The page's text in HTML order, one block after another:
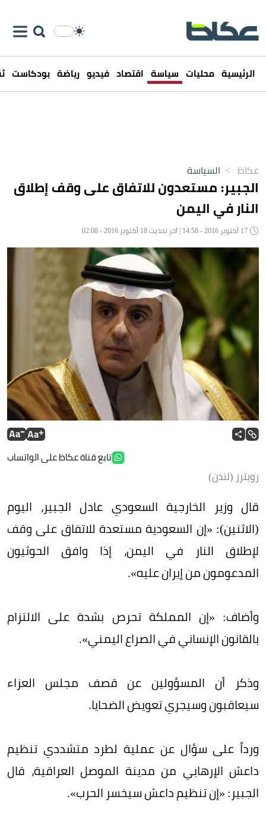
الرئيسية محليات سياسة اقتصاد فيديو رياضة بودكاست
عكاظ > السياسة
الجبير: مستعدون للاتفاق على وقف إطلاق
النار في اليمن
تابع قناة عكاظ على الواتساب
رويترز (لندن)
قال وزير الخارجية السعودي عادل الجبير، اليوم
(الاثنين): «إن السعودية مستعدة للاتفاق على وقف
لإطلاق النار في اليمن، إذا وافق الحوثيون
المدعومون من إيران عليه».
وأضاف: «إن المملكة تحرص بشدة على الالتزام
بالقانون الإنساني في الصراع اليمني».
وذكر أن المسؤولين عن قصف مجلس العزاء
سيعاقبون وسيجري تعويض الضحايا.
ورداً على سؤال عن عملية لطرد متشددي تنظيم
داعش الإرهابي من مدينة الموصل العراقية، قال
الجبير: «إن تنظيم داعش سيخسر الحرب».